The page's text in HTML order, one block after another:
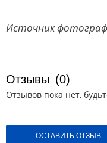
Источник
Отзывы (0)
Отзывов пока нет,
ОСТАВИТЬ ОТЗЫВ